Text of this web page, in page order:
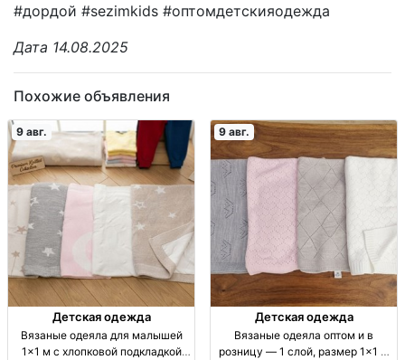
#дордой #sezimkids #оптомдетскияодежда
Дата 14.08.2025
Похожие объявления
9 авг.
Детская одежда
Вязаные одеяла для малышей
1×1 м с хлопковой подкладкой
9 авг.
Детская одежда
Вязаные одеяла оптом и в
розницу — 1 слой, размер 1×1 м